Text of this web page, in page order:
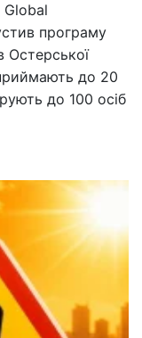
програму
Остерської
до 20
до 100 осіб